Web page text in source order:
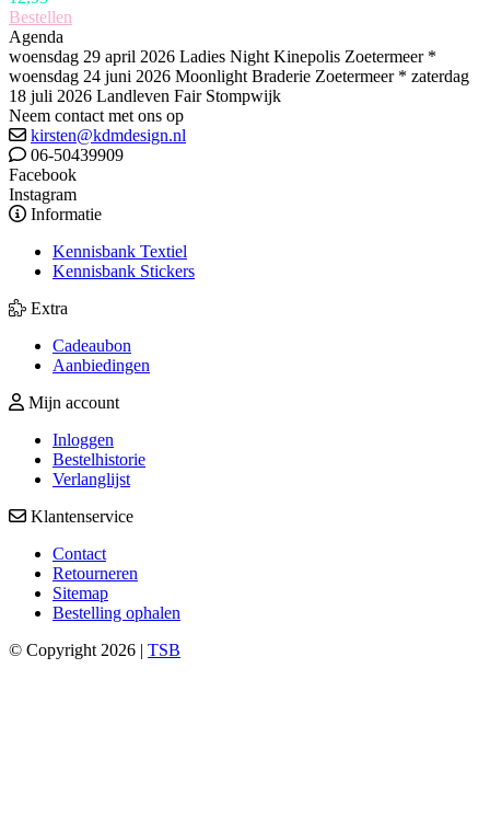
Bestellen
Agenda
woensdag 29 april 2026 Ladies Night Kinepolis Zoetermeer *
woensdag 24 juni 2026 Moonlight Braderie Zoetermeer * zaterdag
18 juli 2026 Landleven Fair Stompwijk
Neem contact met ons op
kirsten@kdmdesign.nl
06-50439909
Facebook
Instagram
Informatie
Kennisbank Textiel
Kennisbank Stickers
Extra
Cadeaubon
Aanbiedingen
Mijn account
Inloggen
Bestelhistorie
Verlanglijst
Klantenservice
Contact
Retourneren
Sitemap
Bestelling ophalen
© Copyright 2026 | TSB